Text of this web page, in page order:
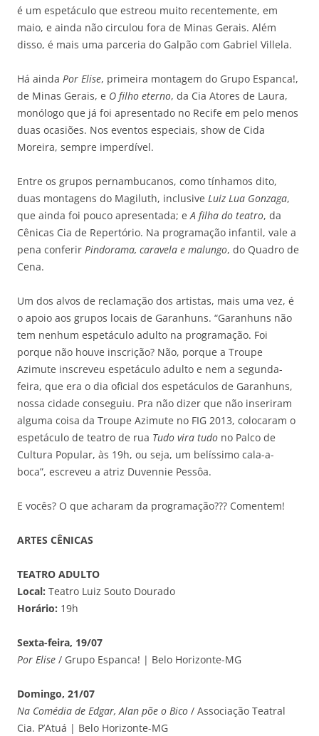
é um espetáculo que estreou muito recentemente, em
maio, e ainda não circulou fora de Minas Gerais. Além
disso, é mais uma parceria do Galpão com Gabriel Villela.
Há ainda Por Elise, primeira montagem do Grupo Espanca!,
de Minas Gerais, e O filho eterno, da Cia Atores de Laura,
monólogo que já foi apresentado no Recife em pelo menos
duas ocasiões. Nos eventos especiais, show de Cida
Moreira, sempre imperdível.
Entre os grupos pernambucanos, como tínhamos dito,
duas montagens do Magiluth, inclusive Luiz Lua Gonzaga,
que ainda foi pouco apresentada; eA filha do teatro, da
Cênicas Cia de Repertório. Na programação infantil, vale a
pena conferir Pindorama, caravela e malungo, do Quadro de
Cena.
Um dos alvos de reclamação dos artistas, mais uma vez, é
o apoio aos grupos locais de Garanhuns. “Garanhuns não
tem nenhum espetáculo adulto na programação. Foi
porque não houve inscrição? Não, porque a Troupe
Azimute inscreveu espetáculo adulto e nem a segunda-
feira, que era o dia oficial dos espetáculos de Garanhuns,
nossa cidade conseguiu. Pra não dizer que não inseriram
alguma coisa da Troupe Azimute no FIG 2013, colocaram o
espetáculo de teatro de rua Tudo vira tudo no Palco de
Cultura Popular, às 19h, ou seja, um belíssimo cala-a-
boca”, escreveu a atriz Duvennie Pessôa.
E vocês? O que acharam da programação??? Comentem!
ARTES CÊNICAS
TEATRO ADULTO
Local: Teatro Luiz Souto Dourado
Horário: 19h
Sexta-feira, 19/07
Por Elise / Grupo Espanca! | Belo Horizonte-MG
Domingo, 21/07
Na Comédia de Edgar, Alan põe o Bico / Associação Teatral
Cia. P’Atuá | Belo Horizonte-MG